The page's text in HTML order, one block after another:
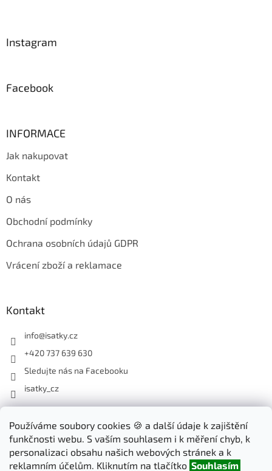
Používáme soubory cookies 🍪 a další údaje k zajištění
funkčnosti webu. S vaším souhlasem i k měření chyb, k
personalizaci obsahu našich webových stránek a k
reklamním účelům. Kliknutím na tlačítko Souhlasím
Instagram
Facebook
INFORMACE
Jak nakupovat
Kontakt
O nás
Obchodní podmínky
Ochrana osobních údajů GDPR
Vrácení zboží a reklamace
Kontakt
info@isatky.cz
+420 737 639 630
Sledujte nás na Facebooku
isatky_cz
Odebírat newsletter
Vložte svůj e-mail a my vám budeme zasílat informace o nových
produktech na našem e-shopu.